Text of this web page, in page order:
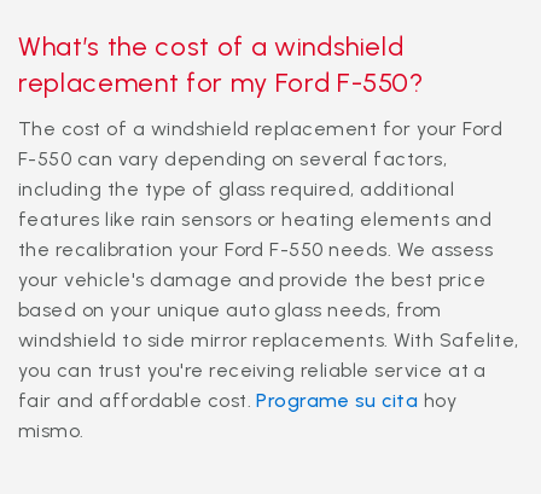
What’s the cost of a windshield
replacement for my Ford F-550?
The cost of a windshield replacement for your Ford
F-550 can vary depending on several factors,
including the type of glass required, additional
features like rain sensors or heating elements and
the recalibration your Ford F-550 needs. We assess
your vehicle's damage and provide the best price
based on your unique auto glass needs, from
windshield to side mirror replacements. With Safelite,
you can trust you're receiving reliable service at a
fair and affordable cost.Programe su cita hoy
mismo.